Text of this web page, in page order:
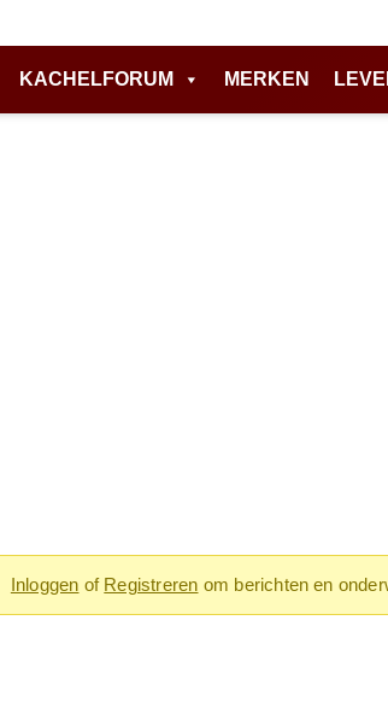
KACHELFORUM MERKEN
Inloggen of Registreren om berichten en